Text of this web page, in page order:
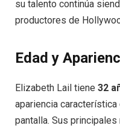
su talento continúa
productores de
Edad y
Elizabeth Lail tiene 32
apariencia
pantalla. Sus